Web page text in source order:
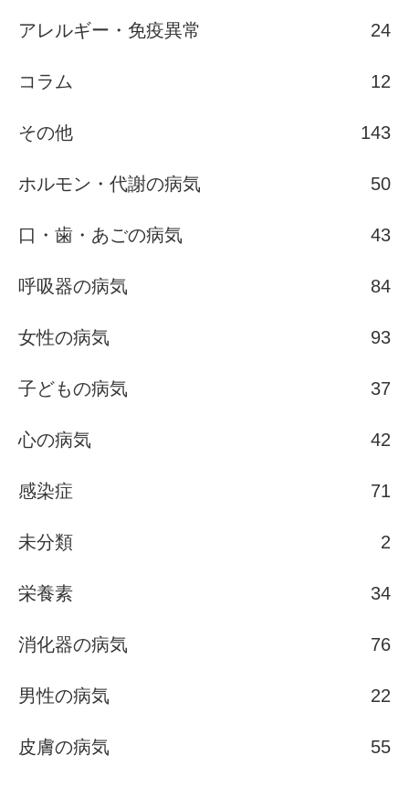
アレルギー・免疫異常 24
コラム 12
その他 143
ホルモン・代謝の病気 50
口・歯・あごの病気 43
呼吸器の病気 84
女性の病気 93
子どもの病気 37
心の病気 42
感染症 71
未分類 2
栄養素 34
消化器の病気 76
男性の病気 22
皮膚の病気 55